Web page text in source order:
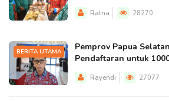
Ratna 28270
BERITA UTAMA
Pemprov Papua
Pendaftaran untuk
Rayendi 27077